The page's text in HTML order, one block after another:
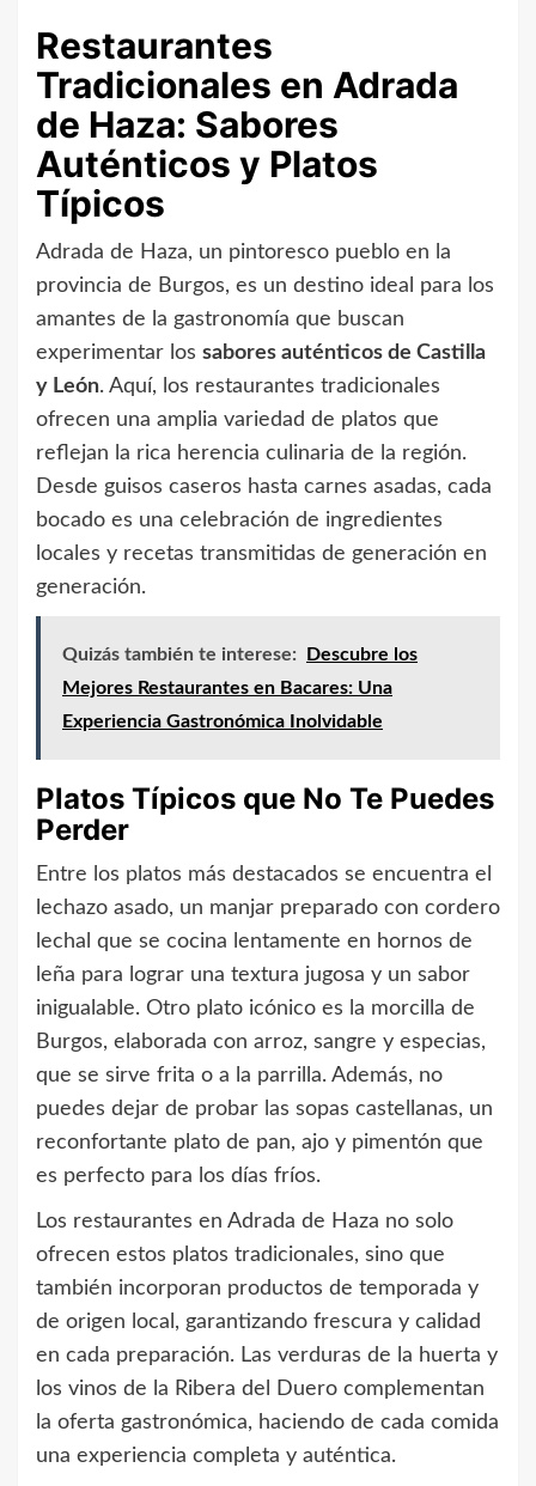
Restaurantes
Tradicionales en Adrada
de Haza: Sabores
Auténticos y Platos
Típicos
Adrada de Haza, un pintoresco pueblo en la
provincia de Burgos, es un destino ideal para los
amantes de la gastronomía que buscan
experimentar los sabores auténticos de Castilla
y León. Aquí, los restaurantes tradicionales
ofrecen una amplia variedad de platos que
reflejan la rica herencia culinaria de la región.
Desde guisos caseros hasta carnes asadas, cada
bocado es una celebración de ingredientes
locales y recetas transmitidas de generación en
generación.
Quizás también te interese:
Descubre los
Mejores Restaurantes en Bacares: Una
Experiencia Gastronómica Inolvidable
Platos Típicos que No Te Puedes
Perder
Entre los platos más destacados se encuentra el
lechazo asado, un manjar preparado con cordero
lechal que se cocina lentamente en hornos de
leña para lograr una textura jugosa y un sabor
inigualable. Otro plato icónico es la morcilla de
Burgos, elaborada con arroz, sangre y especias,
que se sirve frita o a la parrilla. Además, no
puedes dejar de probar las sopas castellanas, un
reconfortante plato de pan, ajo y pimentón que
es perfecto para los días fríos.
Los restaurantes en Adrada de Haza no solo
ofrecen estos platos tradicionales, sino que
también incorporan productos de temporada y
de origen local, garantizando frescura y calidad
en cada preparación. Las verduras de la huerta y
los vinos de la Ribera del Duero complementan
la oferta gastronómica, haciendo de cada comida
una experiencia completa y auténtica.